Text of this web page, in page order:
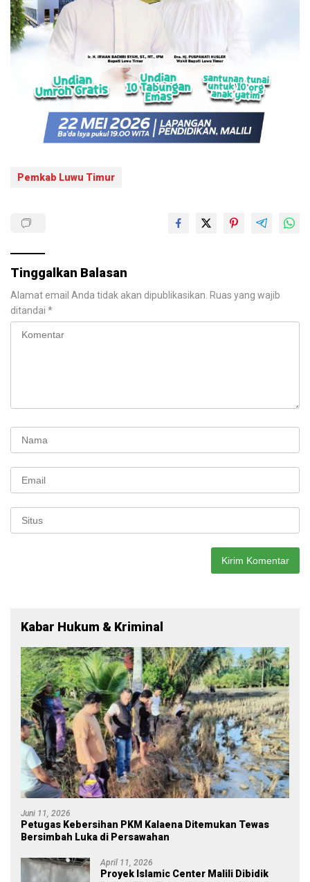
Pemkab Luwu Timur
Tinggalkan Balasan
Alamat email Anda tidak akan dipublikasikan. Ruas yang wajib
ditandai *
Kabar Hukum & Kriminal
Juni 11, 2026
Petugas Kebersihan PKM Kalaena Ditemukan Tewas
Bersimbah Luka di Persawahan
April 11, 2026
Proyek Islamic Center Malili Dibidik